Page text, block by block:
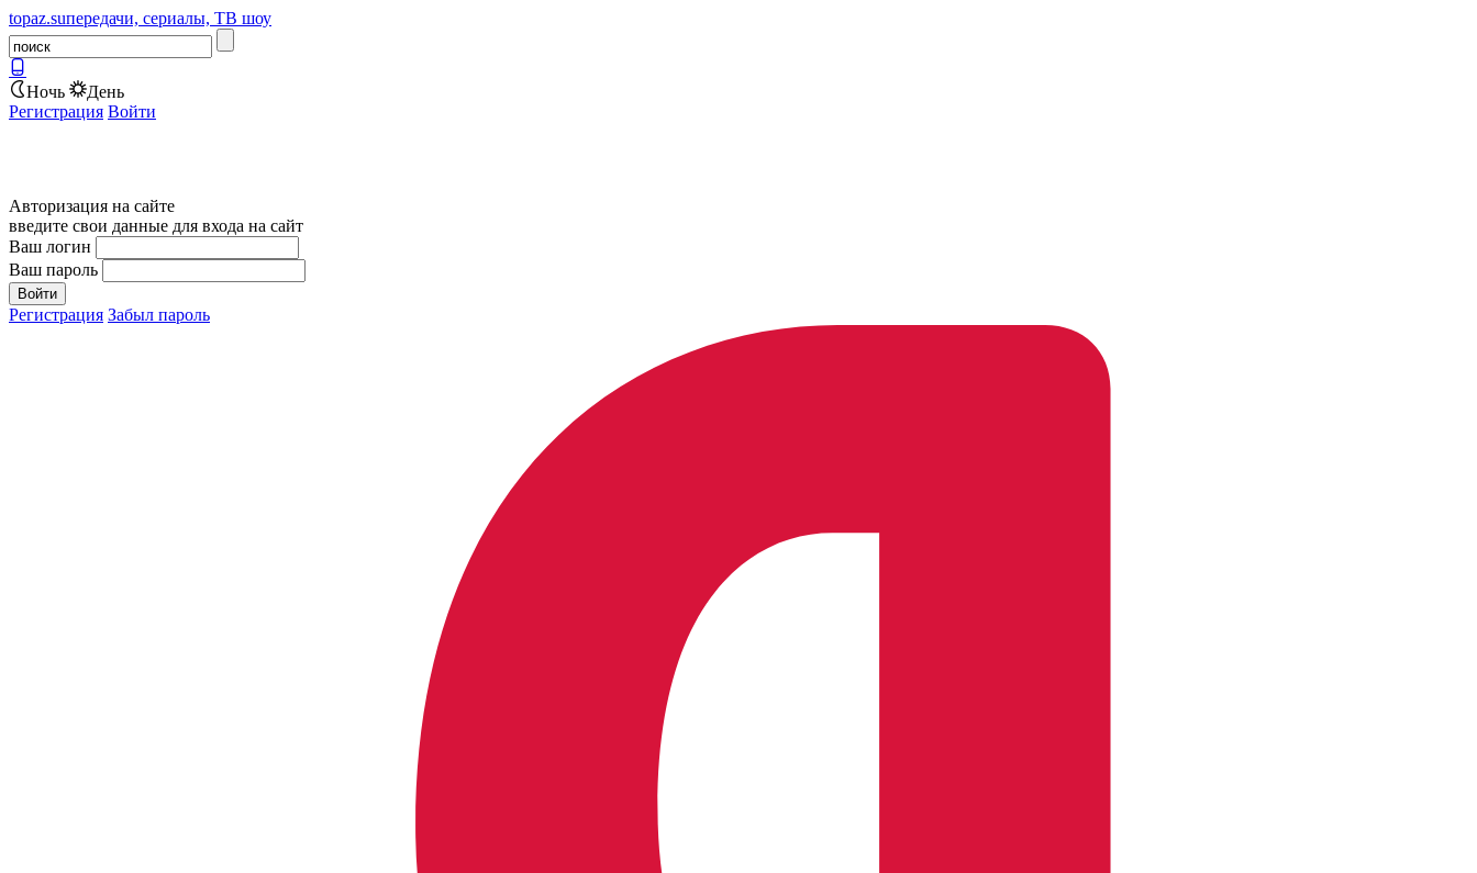
topaz.suпередачи, сериалы, ТВ шоу
Ночь
День
Регистрация Войти
Авторизация на сайте
введите свои данные для входа на сайт
Ваш логин
Ваш пароль
Регистрация Забыл пароль